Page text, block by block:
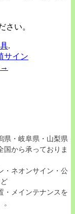
さい。
.
サイン
→
県・岐阜県・山梨県
国から承っておりま
・ネオンサイン・公
・メインテナンスを